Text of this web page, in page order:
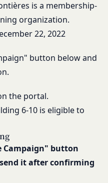
is a membership-
organization.
22, 2022
button below and
the portal.
6-10 is eligible to
Campaign" button
it after confirming
がSSL通信非対応の場
ォームは利用できませ
でのお問い合わせをお
者情報管理責任者と
及び継続的な改善を実
らの責任を負いませ
機能又は別の手段を用
らかにした場合
入力した情報等によ
至った場合
ないものとします。
ードの失念に起因す
の責任を負わないもの
り会員のお客様IDお
した場合、当該お客様
会員が、本サービス
の場合の責任は全て当
す。
の完了により、会員登
。
際して、以下の各号の
は該当するおそれのあ